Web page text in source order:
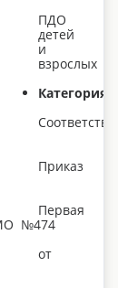
ПДО
детей
и
взрослых
Категория:
Приказ
Первая
МО №474
от